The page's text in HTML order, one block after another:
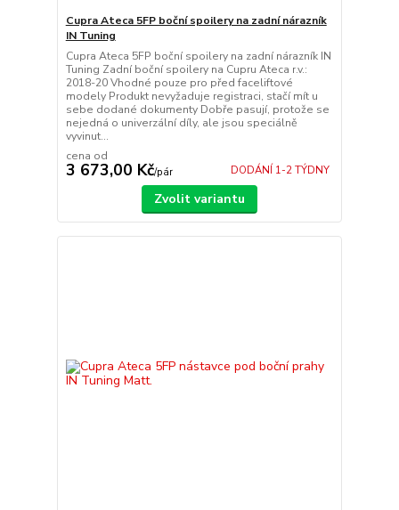
Cupra Ateca 5FP boční spoilery na zadní nárazník
IN Tuning
Cupra Ateca 5FP boční spoilery na zadní nárazník IN
Tuning Zadní boční spoilery na Cupru Ateca r.v.:
2018-20 Vhodné pouze pro před faceliftové
modely Produkt nevyžaduje registraci, stačí mít u
sebe dodané dokumenty Dobře pasují, protože se
nejedná o univerzální díly, ale jsou speciálně
vyvinut...
cena od
3 673,00 Kč/pár DODÁNÍ 1-2 TÝDNY
Zvolit variantu